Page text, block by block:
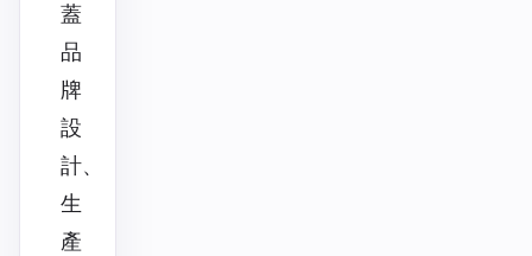
蓋
品
牌
設
計、
生
產